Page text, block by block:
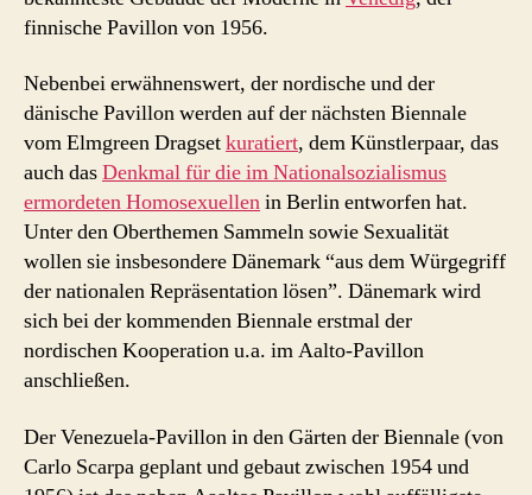
finnische Pavillon von 1956.
Nebenbei erwähnenswert, der nordische und der
dänische Pavillon werden auf der nächsten Biennale
vom Elmgreen Dragsetkuratiert, dem Künstlerpaar, das
auch dasDenkmal für die im Nationalsozialismus
ermordeten Homosexuellenin Berlin entworfen hat.
Unter den Oberthemen Sammeln sowie Sexualität
wollen sie insbesondere Dänemark “aus dem Würgegriff
der nationalen Repräsentation lösen”. Dänemark wird
sich bei der kommenden Biennale erstmal der
nordischen Kooperation u.a. im Aalto-Pavillon
anschließen.
Der Venezuela-Pavillon in den Gärten der Biennale (von
Carlo Scarpa geplant und gebaut zwischen 1954 und